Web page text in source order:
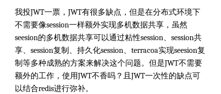
我投JWT一票，JWT有很多缺点，但是在分布式环境下
不需要像session一样额外实现多机数据共享，虽然
seesion的多机数据共享可以通过粘性session、session共
享、session复制、持久化session、terracoa实现seesion复
制等多种成熟的方案来解决这个问题。但是JWT不需要
额外的工作，使用JWT不香吗？且JWT一次性的缺点可
以结合redis进行弥补。